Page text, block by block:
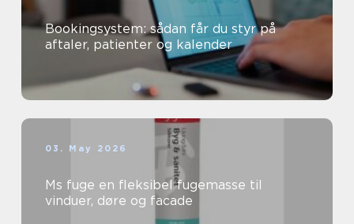
Bookingsystem: sådan får du styr på
aftaler, patienter og kalender
03. May 2026
Ms fuge en fleksibel fugemasse til
vinduer, døre og facade